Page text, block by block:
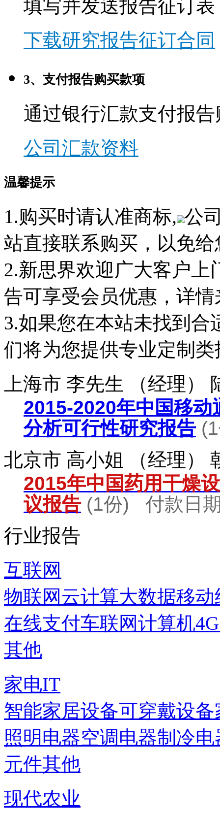
填写并发送报告征订表
下载研究报告征订合同
3、支付报告购买款项
通过银行汇款支付报
公司汇款资料
温馨提示
1.购买时请认准商标, 公
站直接联系购买，以免
2.新思界欢迎广大客户
告可享受会员优惠，详
3.如果您在本站未找到
们将为您提供专业定制类
上海市 李先生 （经理）
2015-2020年中国移
分析可行性研究报告(1
北京市 高小姐 （经理）
2015年中国药用干燥
议报告 (1份) 付款日
行业报告
互联网
物联网 云计算大数据移动
在线支付车联网计算机
其他
家电IT
智能家居设备可穿戴设备
照明电器空调电器制冷电
元件其他
现代农业